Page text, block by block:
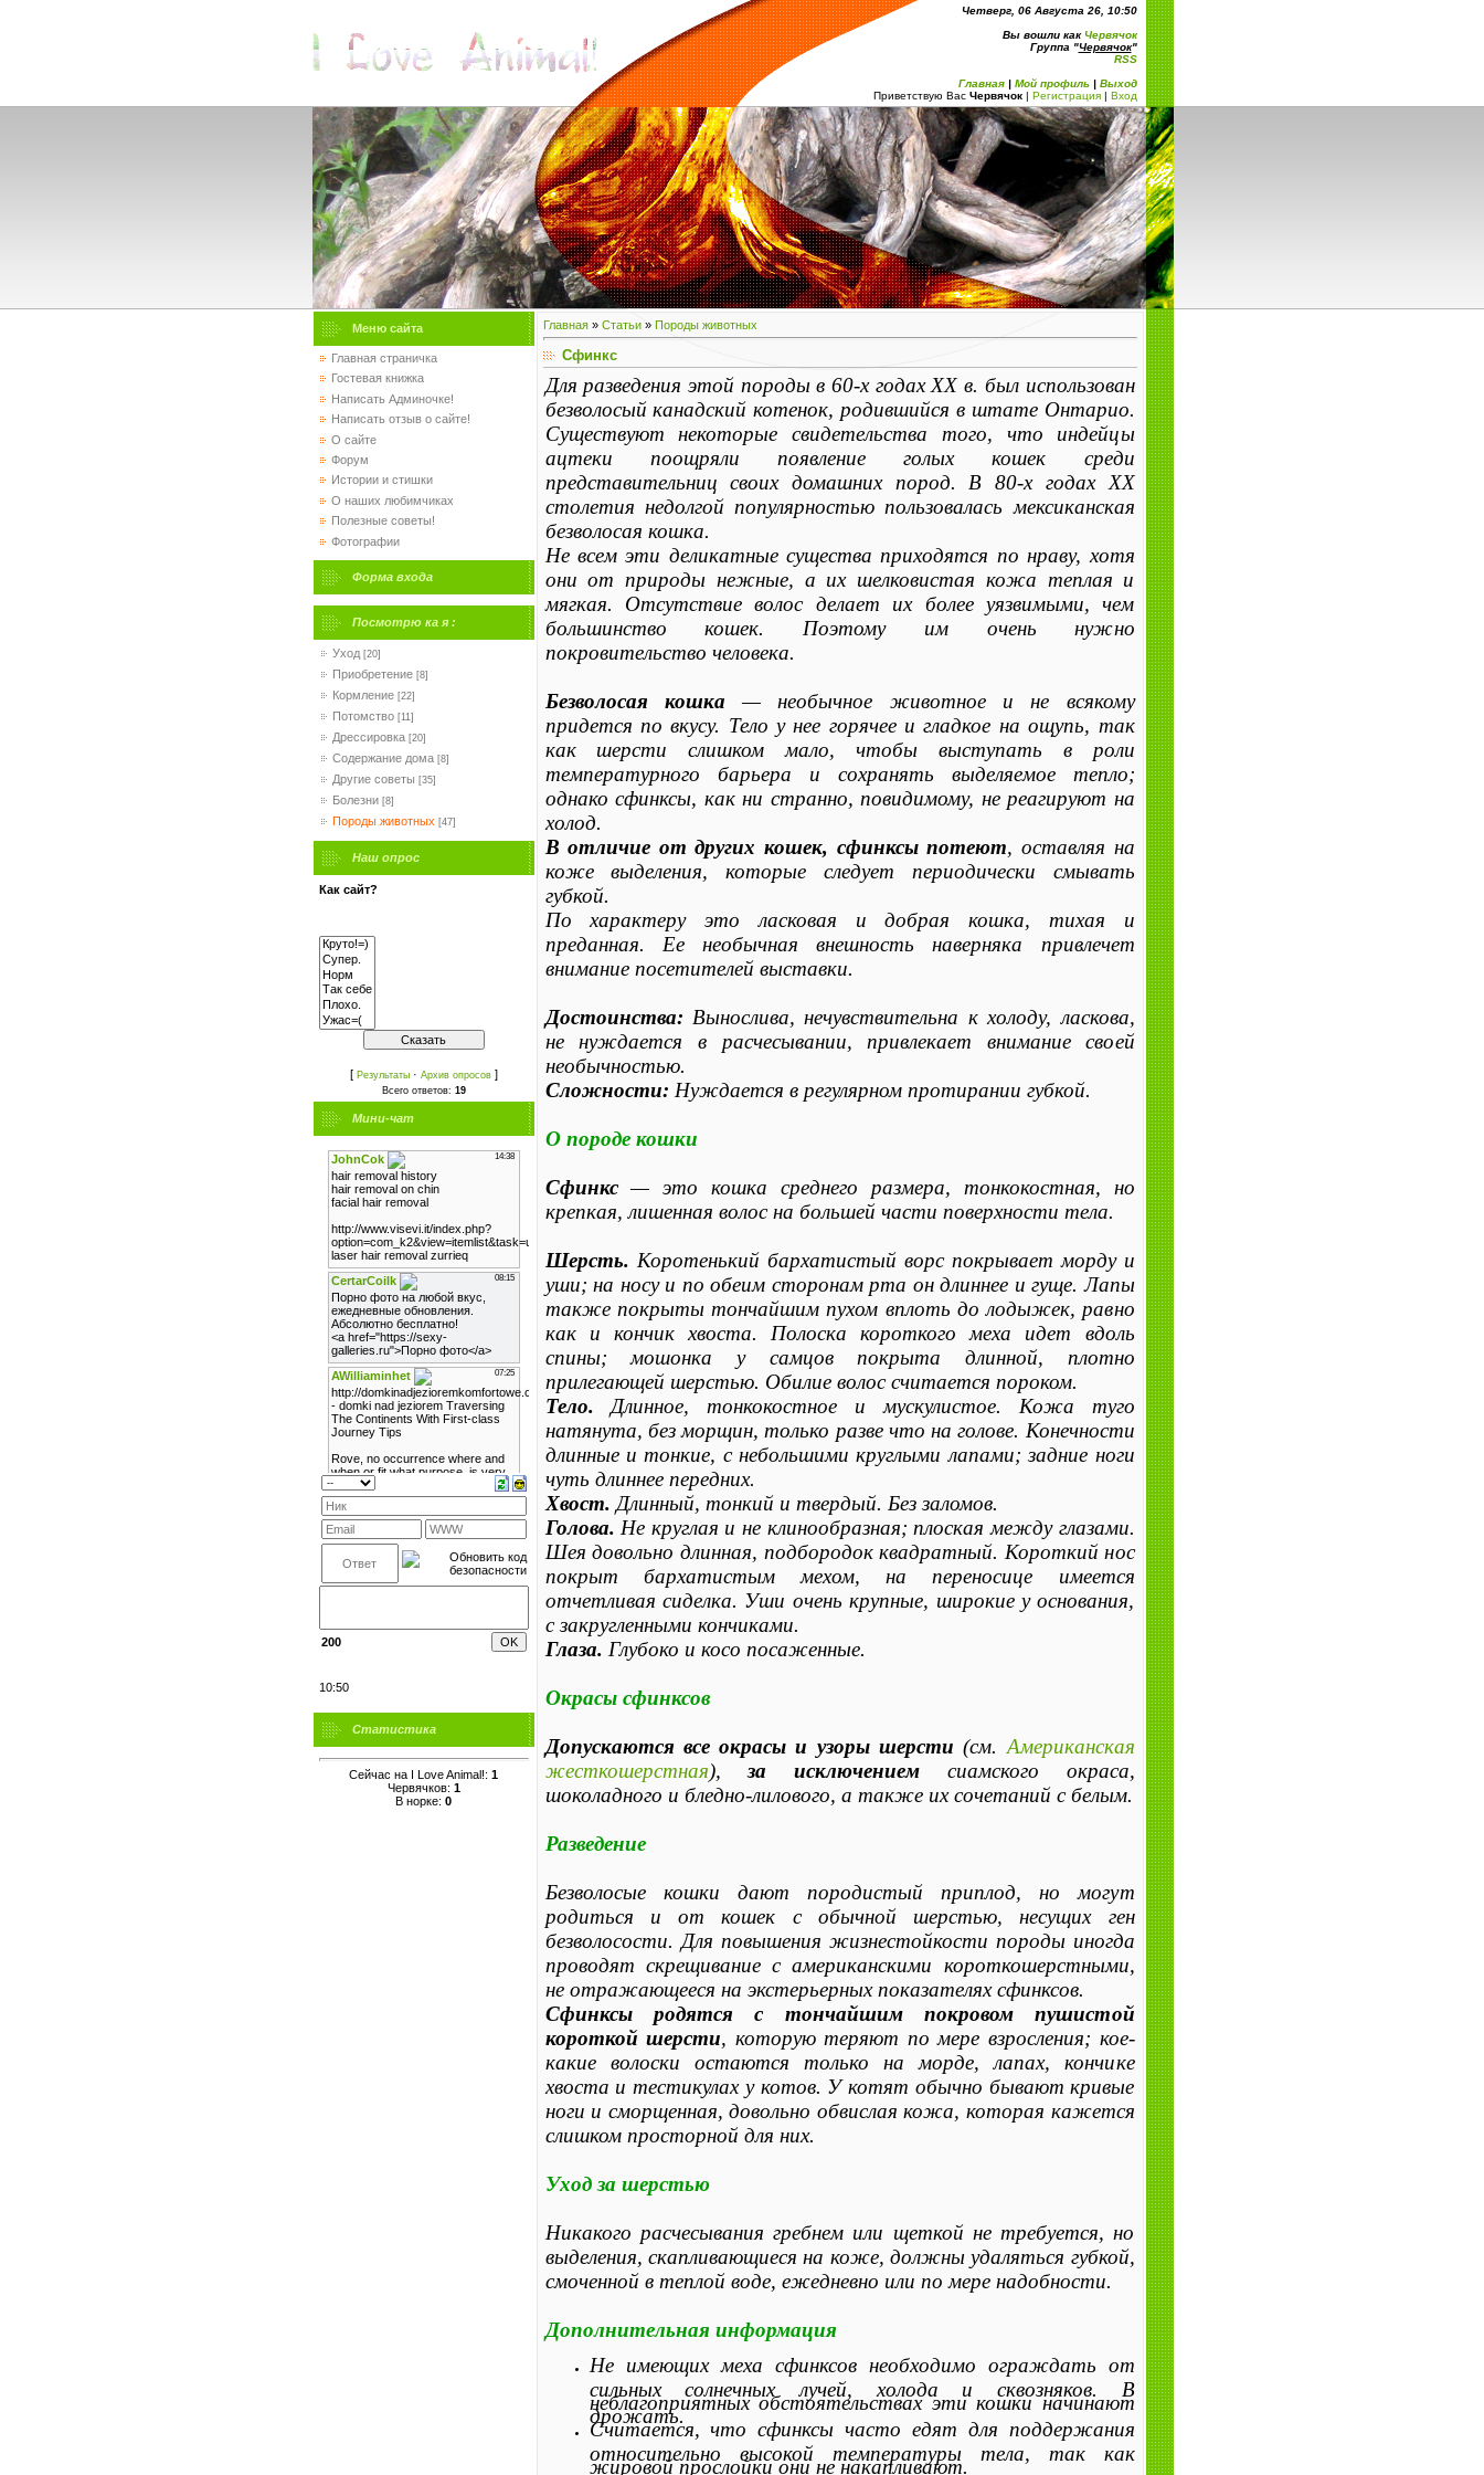
Четверг, 06 Августа 26, 10:50
Вы вошли как Червячок
Группа "Червячок"
RSS
Главная| Мой профиль| Выход
Приветствую Вас Червячок| Регистрация| Вход
Меню сайта
Главная страничка
Гостевая книжка
Написать Админочке!
Написать отзыв о сайте!
О сайте
Форум
Истории и стишки
О наших любимчиках
Полезные советы!
Фотографии
Форма входа
Посмотрю ка я :
Уход [20]
Приобретение [8]
Кормление [22]
Потомство [11]
Дрессировка [20]
Содержание дома [8]
Другие советы [35]
Болезни [8]
Породы животных [47]
Наш опрос
Как сайт?
[ Результаты· Архив опросов]
Всего ответов: 19
Мини-чат
200
10:50
Статистика
Сейчас на I Love Animal!: 1
Червячков: 1
В норке: 0
Главная» Статьи» Породы животных
Сфинкс
Для разведения этой породы в 60-х годах XX в. был использован
безволосый канадский котенок, родившийся в штате Онтарио.
Существуют некоторые свидетельства того, что индейцы
ацтеки поощряли появление голых кошек среди
представительниц своих домашних пород. В 80-х годах XX
столетия недолгой популярностью пользовалась мексиканская
безволосая кошка.
Не всем эти деликатные существа приходятся по нраву, хотя
они от природы нежные, а их шелковистая кожа теплая и
мягкая. Отсутствие волос делает их более уязвимыми, чем
большинство кошек. Поэтому им очень нужно
покровительство человека.
Безволосая кошка — необычное животное и не всякому
придется по вкусу. Тело у нее горячее и гладкое на ощупь, так
как шерсти слишком мало, чтобы вы­ступать в роли
температурного барьера и сохранять выделяемое тепло;
однако сфинксы, как ни странно, повидимому, не реагируют на
холод.
В отличие от других кошек, сфинксы потеют, оставляя на
коже выделения, которые следует периодически смывать
губкой.
По характеру это ласковая и добрая кошка, тихая и
преданная. Ее необычная внешность наверняка при­влечет
внимание посетителей выставки.
Достоинства: Вынослива, нечувствительна к холоду, ласкова,
не нуждается в расчесывании, привлекает внимание своей
необычностью.
Сложности: Нуждается в регулярном протирании губкой.
О породе кошки
Сфинкс— это кошка среднего размера, тонкокостная, но
крепкая, лишенная волос на большей части поверхности тела.
Шерсть. Коротенький бархатистый ворс покрывает морду и
уши; на носу и по обеим сторонам рта он длиннее и гуще. Лапы
также покрыты тончайшим пухом вплоть до лодыжек, равно
как и кончик хвоста. Полоска короткого меха идет вдоль
спины; мошонка у самцов покрыта длинной, плотно
прилегающей шерстью. Обилие волос считается пороком.
Тело. Длинное, тонкокостное и мускулистое. Кожа туго
натянута, без морщин, только разве что на голове. Конечности
длинные и тонкие, с небольшими круглыми лапами; задние ноги
чуть длиннее передних.
Хвост. Длинный, тонкий и твердый. Без заломов.
Голова. Не круглая и не клинообразная; плоская между глазами.
Шея довольно длинная, подбородок квадратный. Короткий нос
покрыт бархатистым мехом, на переносице имеется
отчетливая сиделка. Уши очень крупные, широкие у основания,
с закругленными кончиками.
Глаза. Глубоко и косо посаженные.
Окрасы сфинксов
Допускаются все окрасы и узоры шерсти (см. Американская
жесткошерстная),за исключением сиамского окраса,
шоколадного и бледно-лилового, а также их сочетаний с белым.
Разведение
Безволосые кошки дают породистый приплод, но могут
родиться и от кошек с обычной шерстью, несу­щих ген
безволосости. Для повышения жизнестойкости породы иногда
проводят скрещивание с американскими короткошерстными,
не отражающееся на экстерьерных показателях сфинксов.
Сфинксы родятся с тончайшим покровом пушистой
короткой шерсти, которую теряют по мере взросления; кое-
какие волоски остаются только на морде, лапах, кончике
хвоста и тестикулах у котов. У котят обычно бывают кривые
ноги и сморщенная, довольно обвислая кожа, которая кажется
слишком просторной для них.
Уход за шерстью
Никакого расчесывания гребнем или щеткой не требуется, но
выделения, скапливающиеся на коже, должны удаляться губкой,
смоченной в теплой воде, ежедневно или по мере надобности.
Дополнительная информация
Не имеющих меха сфинксов необходимо ограждать от
сильных солнечных лучей, холода и сквозняков. В
неблагоприятных обстоятельствах эти кошки начинают
дрожать.
Считается, что сфинксы часто едят для поддержания
относительно высокой температуры тела, так как
жировой прослойки они не накапливают.